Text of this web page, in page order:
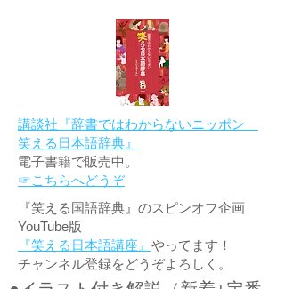
講談社『辞書ではわからないニッポン
笑える日本語辞典』
電子書籍で販売中。
☞こちらへどうぞ
『笑える国語辞典』のスピンオフ企画
YouTube版
『笑える日本語講座』 やってます！
チャンネル登録をどうぞよろしく。